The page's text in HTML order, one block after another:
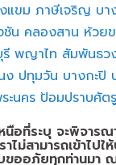
แขม ภาษีเจริญ บา
น คลองสาน ห้วย
พญาไท สัมพันธว
ง ปทุมวัน บางกะปิ
ะนคร ป้อมปราบศัต
นือที่ระบุ จะพิจาร
ไม่สามารถเข้าไปใ
ขออภัยทุกท่านมา